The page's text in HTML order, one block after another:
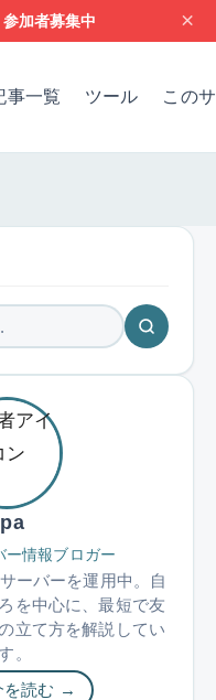
加者募集中 ×
事一覧 ツール この
ー情報ブロガー
ーバーを運用中。自
を中心に、最短で友
立て方を解説してい
。
を読む →